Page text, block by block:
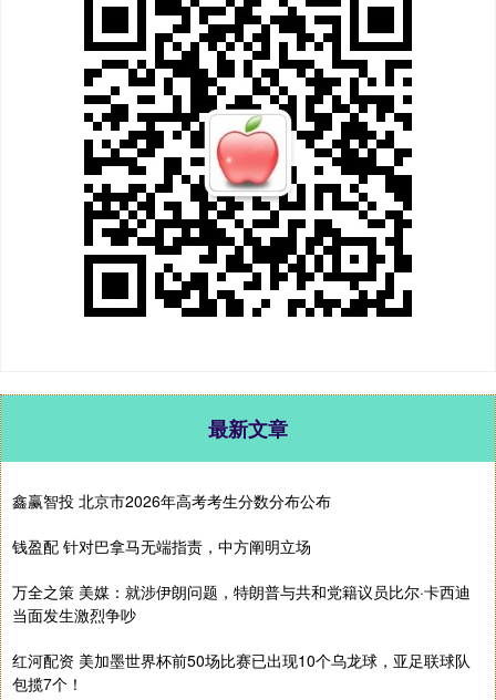
最新文章
鑫赢智投 北京市2026年高考考生分数分布公布
钱盈配 针对巴拿马无端指责，中方阐明立场
万全之策 美媒：就涉伊朗问题，特朗普与共和党籍议员比尔·卡西迪
当面发生激烈争吵
红河配资 美加墨世界杯前50场比赛已出现10个乌龙球，亚足联球队
包揽7个！